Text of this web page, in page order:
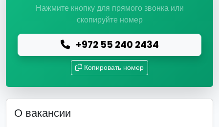
Нажмите кнопку для прямого звонка или
скопируйте номер
+972 55 240 2434
Копировать номер
О вакансии